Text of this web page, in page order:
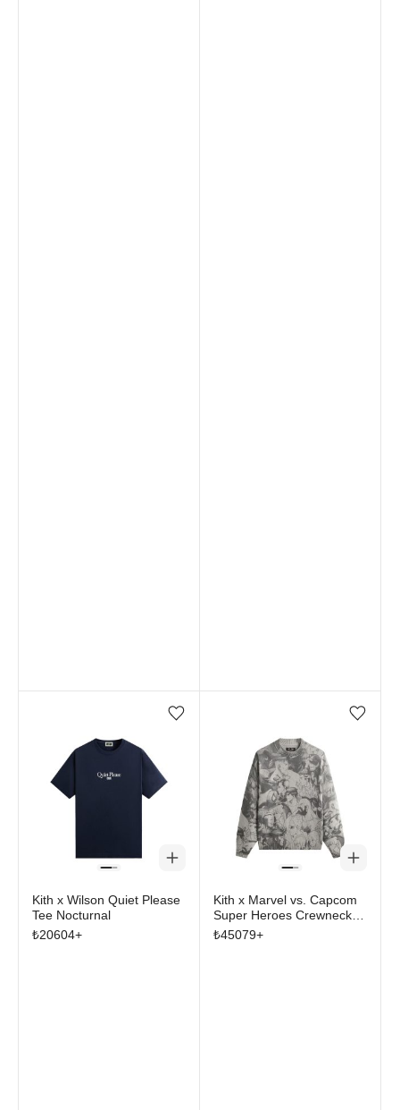
Favorilere ekle/çıkar
Kith x Wilson Quiet Please
Tee Nocturnal
₺20604+
Favorilere ekle/çıkar
Kith x Marvel vs. Capcom
Super Heroes Crewneck
Sweater Light Heather
₺45079+